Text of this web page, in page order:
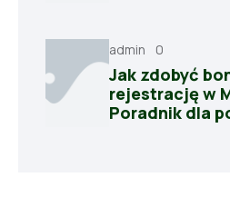
admin 0
Jak zdobyć
rejestrację w
Poradnik dla